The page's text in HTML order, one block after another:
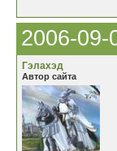
2006-09-
Гэлахэд
Автор сайта